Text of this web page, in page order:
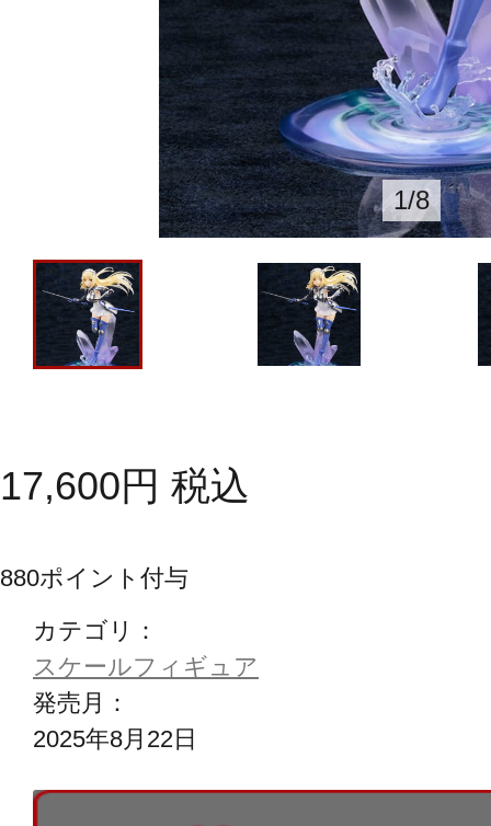
1/8
17,600円 税込
880ポイント付与
カテゴリ：
スケールフィギュア
発売月：
2025年8月22日